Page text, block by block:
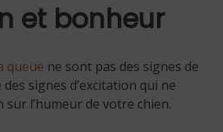
et bonheur
queue ne sont pas des signes de
signes d’excitation qui ne
l’humeur de votre chien.